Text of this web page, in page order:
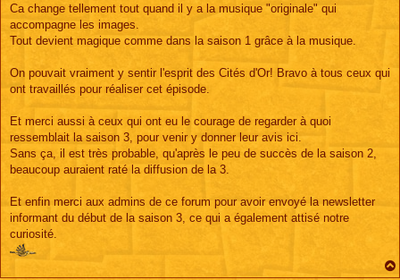
Ca change tellement tout quand il y a la musique "originale" qui
accompagne les images.
Tout devient magique comme dans la saison 1 grâce à la musique.
On pouvait vraiment y sentir l'esprit des Cités d'Or! Bravo à tous ceux qui
ont travaillés pour réaliser cet épisode.
Et merci aussi à ceux qui ont eu le courage de regarder à quoi
ressemblait la saison 3, pour venir y donner leur avis ici.
Sans ça, il est très probable, qu'après le peu de succès de la saison 2,
beaucoup auraient raté la diffusion de la 3.
Et enfin merci aux admins de ce forum pour avoir envoyé la newsletter
informant du début de la saison 3, ce qui a également attisé notre
curiosité.